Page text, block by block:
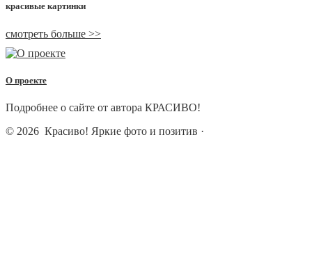
красивые картинки
смотреть больше >>
О проекте
Подробнее о сайте от автора КРАСИВО!
© 2026 Красиво! Яркие фото и позитив ·